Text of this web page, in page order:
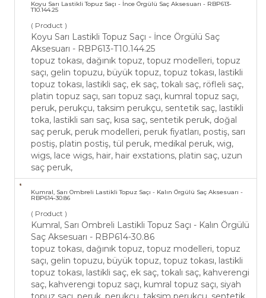
Koyu Sarı Lastikli Topuz Saçı - İnce Örgülü Saç Aksesuarı - RBP613-
T10.144.25
( Product )
Koyu Sarı Lastikli Topuz Saçı - İnce Örgülü Saç
Aksesuarı - RBP613-T10.144.25
topuz tokası, dağınık topuz, topuz modelleri, topuz
saçı, gelin topuzu, büyük topuz, topuz tokası, lastikli
topuz tokası, lastikli saç, ek saç, tokalı saç, röfleli saç,
platin topuz saçı, sarı topuz saçı, kumral topuz saçı,
peruk, perukçu, taksim perukçu, sentetik saç, lastikli
toka, lastikli sarı saç, kısa saç, sentetik peruk, doğal
saç peruk, peruk modelleri, peruk fiyatları, postiş, sarı
postiş, platin postiş, tül peruk, medikal peruk, wig,
wigs, lace wigs, hair, hair exstations, platin saç, uzun
saç peruk,
Kumral, Sarı Ombreli Lastikli Topuz Saçı - Kalın Örgülü Saç Aksesuarı -
RBP614-30.86
( Product )
Kumral, Sarı Ombreli Lastikli Topuz Saçı - Kalın Örgülü
Saç Aksesuarı - RBP614-30.86
topuz tokası, dağınık topuz, topuz modelleri, topuz
saçı, gelin topuzu, büyük topuz, topuz tokası, lastikli
topuz tokası, lastikli saç, ek saç, tokalı saç, kahverengi
saç, kahverengi topuz saçı, kumral topuz saçı, siyah